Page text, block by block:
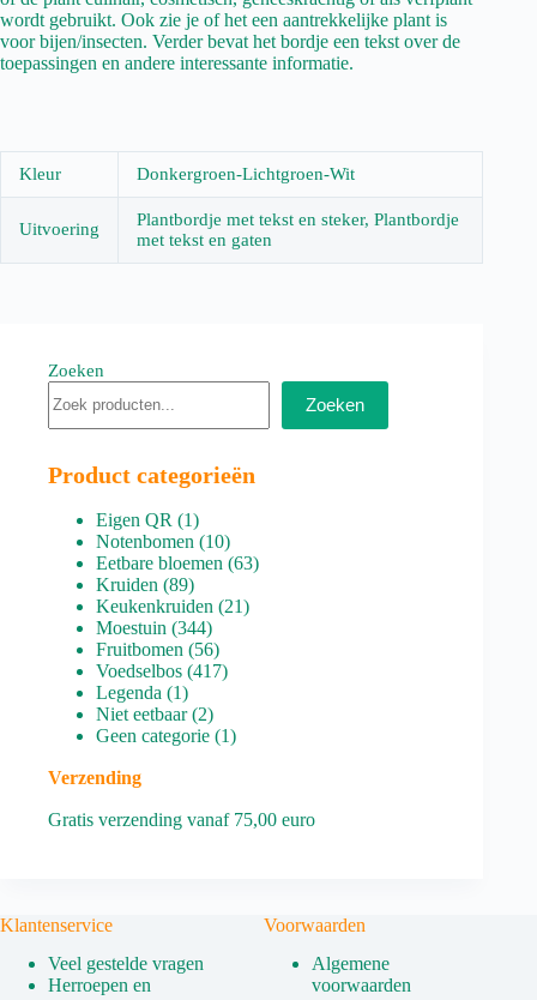
wordt gebruikt. Ook zie je of het een aantrekkelijke plant is
voor bijen/insecten. Verder bevat het bordje een tekst over de
toepassingen en andere interessante informatie.
Kleur Donkergroen-Lichtgroen-Wit
Uitvoering
Plantbordje met tekst en steker, Plantbordje
met tekst en gaten
Zoeken
Zoeken
Product categorieën
Eigen QR 11
product
Notenbomen 1010
producten
Eetbare bloemen 6363
Kruiden 8989
producten
Keukenkruiden 2121
Moestuin 344344
producten
Fruitbomen 5656
producten
Voedselbos 417417
Legenda 11
product
Niet eetbaar 22
producten
Geen categorie 11
Verzending
Gratis verzending vanaf 75,00 euro
Klantenservice
Veel gestelde vragen
Herroepen en
Voorwaarden
Algemene
voorwaarden